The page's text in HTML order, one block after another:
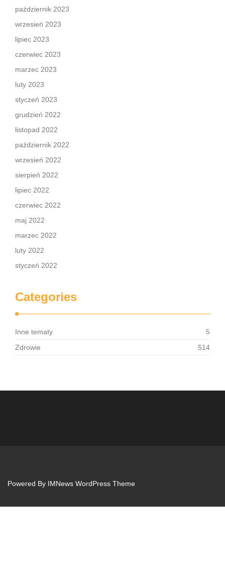
październik 2023
wrzesień 2023
lipiec 2023
czerwiec 2023
marzec 2023
luty 2023
styczeń 2023
grudzień 2022
listopad 2022
październik 2022
wrzesień 2022
sierpień 2022
lipiec 2022
czerwiec 2022
maj 2022
marzec 2022
luty 2022
styczeń 2022
Categories
Inne tematy
5
Zdrowie
514
Powered By IMNews WordPress Theme